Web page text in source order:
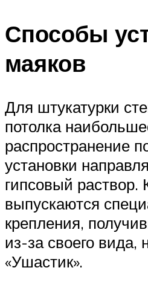
Способы
маяков
Для штукатурки
потолка
распространение
установки
гипсовый раствор.
выпускаются
крепления,
из-за своего вида,
«Ушастик».